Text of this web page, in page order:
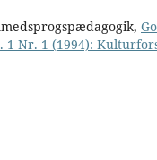
Nr. 1 (1994):